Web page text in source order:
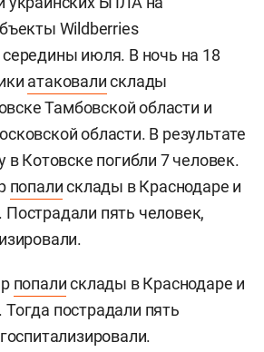
Wildberries
июля. В ночь на 18
атаковалисклады
Тамбовской области и
области. В результате
в Котовске погибли 7 человек.
попалисклады в Краснодаре и
пять человек,
попалисклады в Краснодаре и
пострадали пять